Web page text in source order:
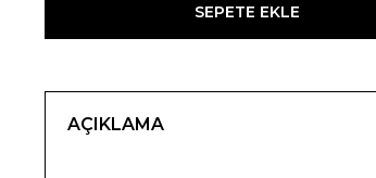
SEPETE EKLE
AÇIKLAMA